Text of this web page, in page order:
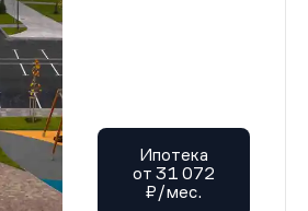
Ипотека
от 31 072
₽/мес.